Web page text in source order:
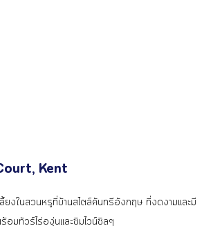
Kent
ยงในสวนหรูที่บ้านสไตล์คันทรีอังกฤษ ที่งดงามและมี
อมทัวร์ไร่องุ่นและชิมไวน์ชิลๆ